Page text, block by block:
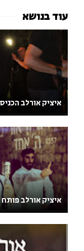
איציק אורלב
איציק אורלב